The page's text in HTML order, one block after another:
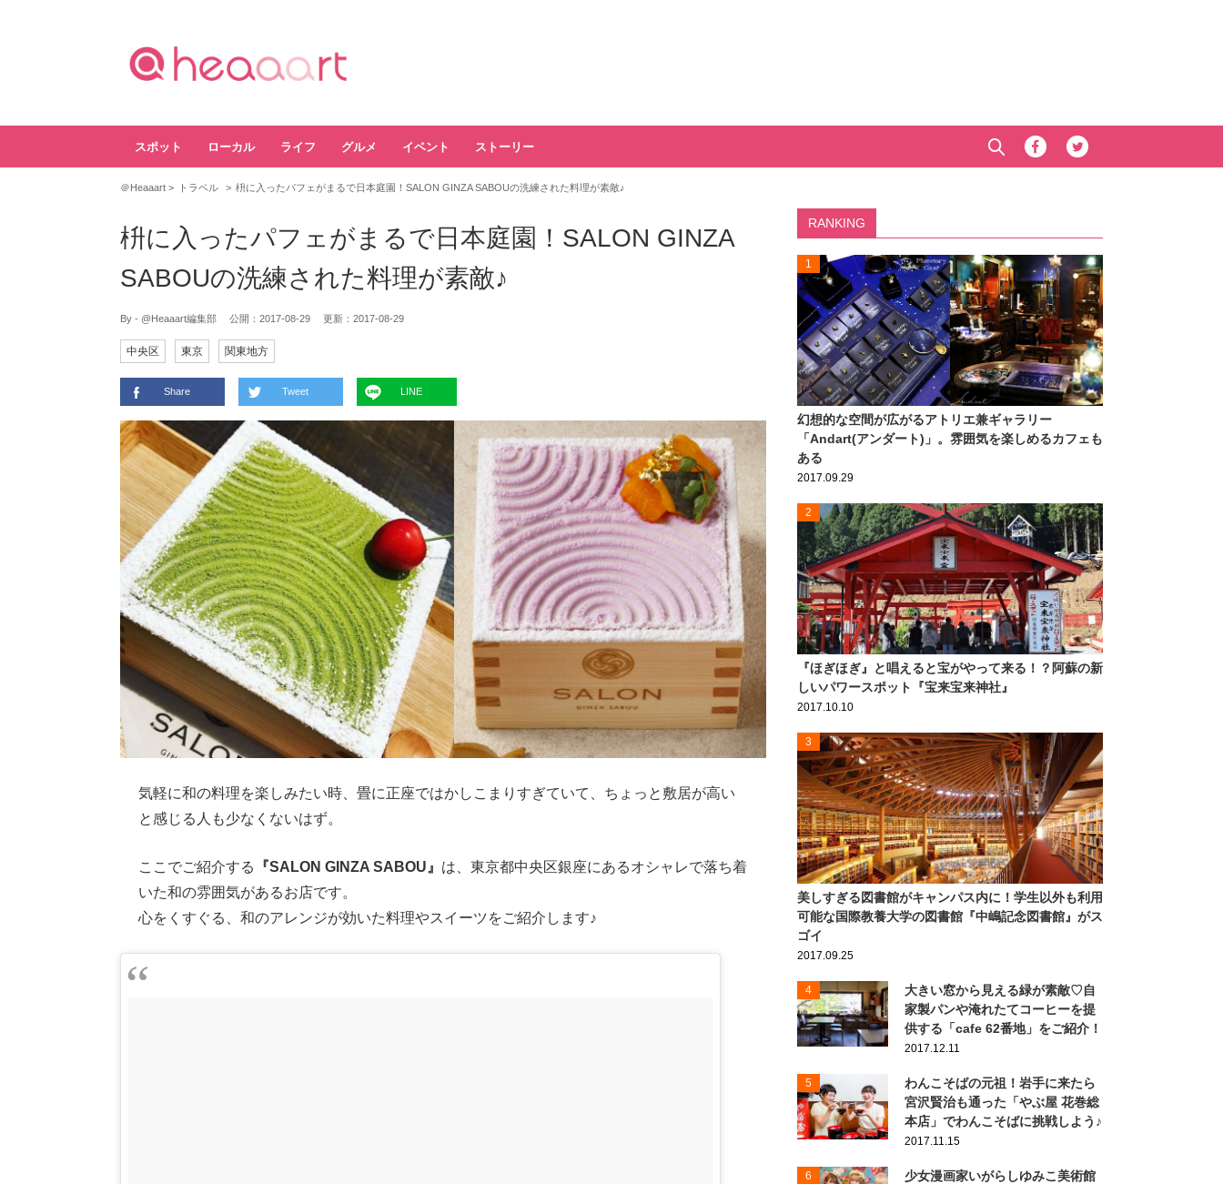
スポット ローカル ライフ グルメ イベント ストーリー
＠Heaaart トラベル 枡に入ったパフェがまるで日本庭園！SALON GINZA SABOUの洗練された料理が素敵♪
枡に入ったパフェがまるで日本庭園！SALON GINZA
SABOUの洗練された料理が素敵♪
By - @Heaaart編集部 公開： 2017-08-29 更新： 2017-08-29
中央区 東京 関東地方
Share Tweet LINE
気軽に和の料理を楽しみたい時、畳に正座ではかしこまりすぎていて、ちょっと敷居が高い
と感じる人も少なくないはず。
ここでご紹介する 『SALON GINZA SABOU』 は、東京都中央区銀座にあるオシャレで落ち着
いた和の雰囲気があるお店です。
心をくすぐる、和のアレンジが効いた料理やスイーツをご紹介します♪
RANKING
1
幻想的な空間が広がるアトリエ兼ギャラリー
「Andart(アンダート)」。雰囲気を楽しめるカフェも
ある
2017.09.29
2
『ほぎほぎ』と唱えると宝がやって来る！？阿蘇の新
しいパワースポット『宝来宝来神社』
2017.10.10
3
美しすぎる図書館がキャンパス内に！学生以外も利用
可能な国際教養大学の図書館『中嶋記念図書館』がス
ゴイ
2017.09.25
4
大きい窓から見える緑が素敵♡自
家製パンや淹れたてコーヒーを提
供する「cafe 62番地」をご紹介！
2017.12.11
5
わんこそばの元祖！岩手に来たら
宮沢賢治も通った「やぶ屋 花巻総
本店」でわんこそばに挑戦しよう♪
2017.11.15
6
少女漫画家いがらしゆみこ美術館